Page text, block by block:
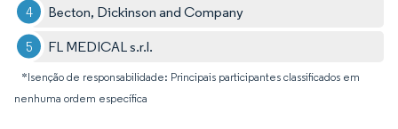
Becton, Dickinson and Company
FL MEDICAL s.r.l.
*Isenção de responsabilidade: Principais participantes classificados em
nenhuma ordem específica